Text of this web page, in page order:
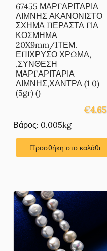
67455 ΜΑΡΓΑΡΙΤΑΡΙΑ
ΛΙΜΝΗΣ ΑΚΑΝΟΝΙΣΤΟ
ΣΧΗΜΑ ΠΕΡΑΣΤΑ ΓΙΑ
ΚΟΣΜΗΜΑ
20X9mm/1ΤΕΜ.
ΕΠΙΧΡΥΣΟ ΧΡΩΜΑ,
,ΣΥΝΘΕΣΗ
ΜΑΡΓΑΡΙΤΑΡΙΑ
ΛΙΜΝΗΣ,ΧΑΝΤΡΑ (1 0)
(5gr) ()
€4.65
Βάρος: 0.005kg
Προσθήκη στο καλάθι